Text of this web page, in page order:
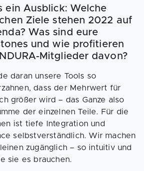
ein Ausblick: Welche
Ziele stehen 2022 auf
Was sind eure
und wie profitieren
Mitglieder davon?
daran unsere Tools so
dass der Mehrwert für
größer wird – das Ganze also
der einzelnen Teile. Für die
ist tiefe Integration und
selbstverständlich. Wir machen
zugänglich – so intuitiv und
sie es brauchen.